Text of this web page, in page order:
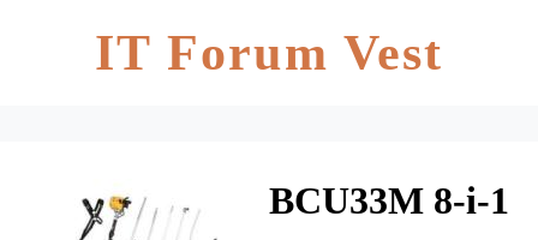
IT Forum Vest
BCU33M 8-i-1